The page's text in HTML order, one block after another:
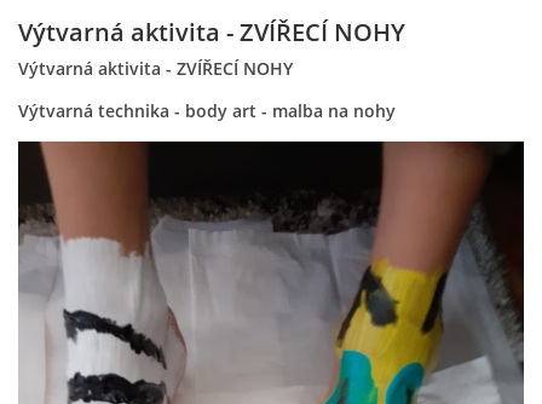
O MĚ
FOTOALBUM
DĚJINY VÝTVARNÉHO UMĚNÍ
NOVINKY ZE ŠKOLSTVÍ 2025
ROČNÍ PLÁN - INSPIRACE /DLE NOVÉHO RVP PV 2025
Výtvarná aktivita - ZVÍŘECÍ NOHY
Výtvarná aktivita - ZVÍŘECÍ NOHY
Výtvarná technika - body art - malba na nohy